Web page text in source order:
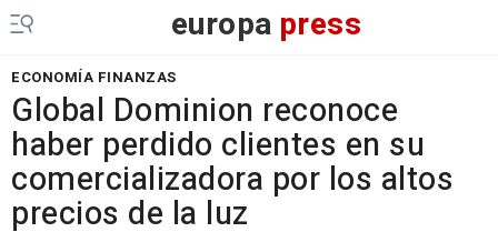
europa press
ECONOMÍA FINANZAS
Global Dominion reconoce
haber perdido clientes en su
comercializadora por los altos
precios de la luz